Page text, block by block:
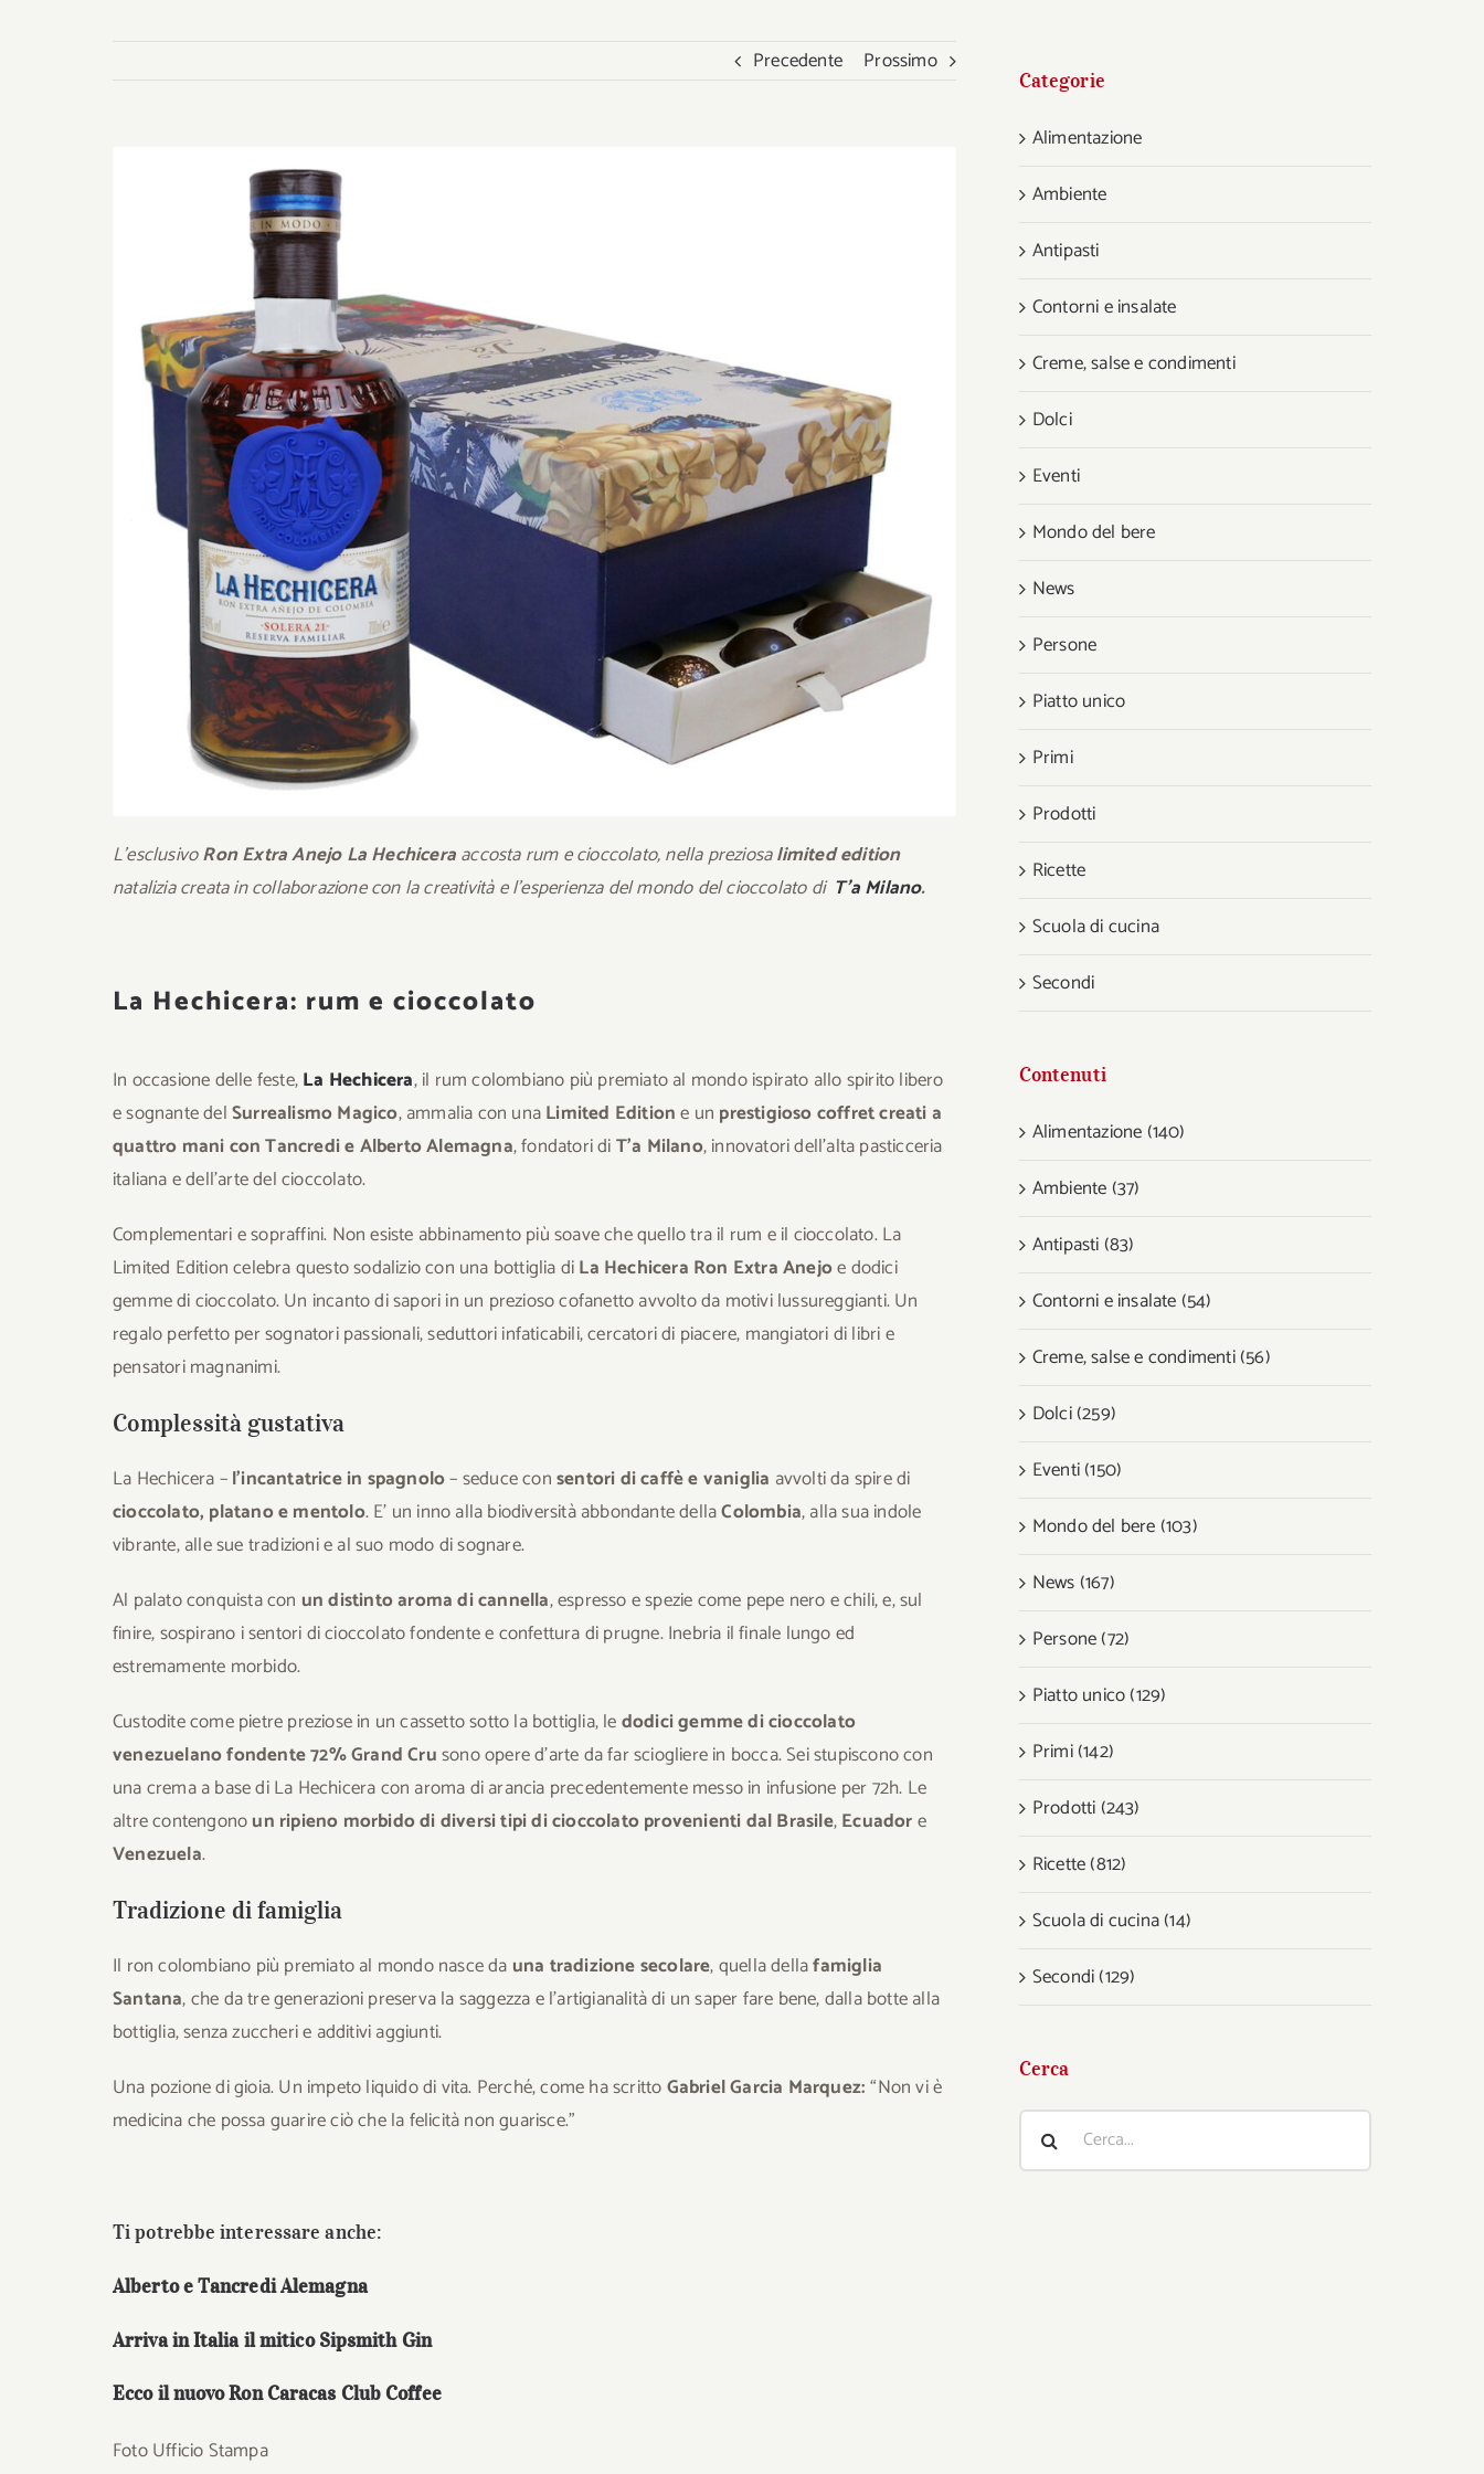
Precedente Prossimo
L’esclusivoRon Extra Anejo La Hechiceraaccosta rum e cioccolato, nella preziosalimited edition
natalizia creata in collaborazione con la creatività e l’esperienza del mondo del cioccolato di T’a Milano.
La Hechicera: rum e cioccolato
In occasione delle feste,La Hechicera, il rum colombiano più premiato al mondo ispirato allo spirito libero
e sognante delSurrealismo Magico, ammalia con unaLimited Editione un prestigioso coffret creati a
quattro mani con Tancredi e Alberto Alemagna, fondatori diT’a Milano, innovatori dell’alta pasticceria
italiana e dell’arte del cioccolato.
Complementari e sopraffini. Non esiste abbinamento più soave che quello tra il rum e il cioccolato. La
Limited Edition celebra questo sodalizio con una bottiglia diLa Hechicera Ron Extra Anejoe dodici
gemme di cioccolato. Un incanto di sapori in un prezioso cofanetto avvolto da motivi lussureggianti.Un
regalo perfetto per sognatori passionali, seduttori infaticabili, cercatori di piacere, mangiatori di libri e
pensatori magnanimi.
Complessità gustativa
La Hechicera –l’incantatrice in spagnolo– seduce consentori di caffè e vaniglia avvolti da spire di
cioccolato, platano e mentolo. E’ un inno alla biodiversità abbondante dellaColombia, alla sua indole
vibrante, alle sue tradizioni e al suo modo di sognare.
Al palato conquista con un distinto aroma di cannella, espresso e spezie come pepe nero e chili, e, sul
finire, sospirano i sentori di cioccolato fondente e confettura di prugne.Inebria il finale lungo ed
estremamente morbido.
Custodite come pietre preziose in un cassetto sotto la bottiglia, ledodici gemme di cioccolato
venezuelano fondente 72% Grand Crusono opere d’arte da far sciogliere in bocca. Sei stupiscono con
una crema a base di La Hechicera con aroma di arancia precedentemente messo in infusione per 72h. Le
altre contengonoun ripieno morbido di diversi tipi di cioccolato provenienti dal Brasile,Ecuadore
Venezuela.
Tradizione di famiglia
Il ron colombiano più premiato al mondo nasce da una tradizione secolare, quella dellafamiglia
Santana, che da tre generazioni preserva la saggezza e l’artigianalità di un saper fare bene, dalla botte alla
bottiglia, senza zuccheri e additivi aggiunti.
Una pozione di gioia. Un impeto liquido di vita. Perché, come ha scrittoGabriel Garcia Marquez:“Non vi è
medicina che possa guarire ciò che la felicità non guarisce.”
Ti potrebbe interessare anche:
Alberto e Tancredi Alemagna
Arriva in Italia il mitico Sipsmith Gin
Ecco il nuovo Ron Caracas Club Coffee
Foto Ufficio Stampa
Categorie
Alimentazione
Ambiente
Antipasti
Contorni e insalate
Creme, salse e condimenti
Dolci
Eventi
Mondo del bere
News
Persone
Piatto unico
Primi
Prodotti
Ricette
Scuola di cucina
Secondi
Contenuti
Alimentazione (140)
Ambiente (37)
Antipasti (83)
Contorni e insalate (54)
Creme, salse e condimenti (56)
Dolci (259)
Eventi (150)
Mondo del bere (103)
News (167)
Persone (72)
Piatto unico (129)
Primi (142)
Prodotti (243)
Ricette (812)
Scuola di cucina (14)
Secondi (129)
Cerca
Cerca
per: